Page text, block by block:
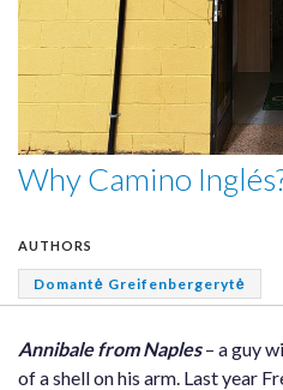
Why Camino
AUTHORS
Domantė Greifenbergerytė
Annibale from Naples – a guy
of a shell on his arm. Last year